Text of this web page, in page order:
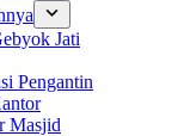
Jati
Pengantin
Masjid